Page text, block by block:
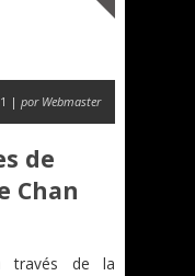
| por Webmaster
de
Chan
través de la